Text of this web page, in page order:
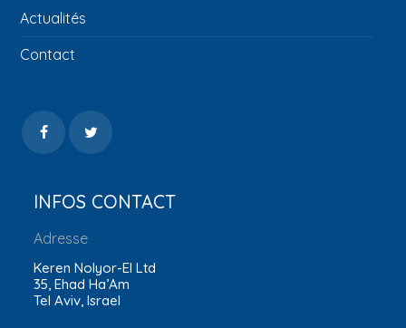
Actualités
Contact
INFOS CONTACT
Adresse
Keren Nolyor-El Ltd
35, Ehad Ha’Am
Tel Aviv, Israel